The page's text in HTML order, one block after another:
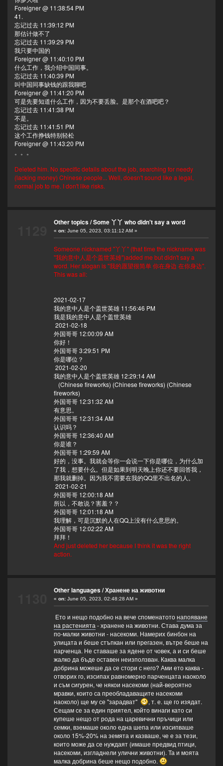
Foreigner @ 11:38:54 PM
41.
忘记过去 11:39:12 PM
那估计做不了
忘记过去 11:39:29 PM
我只要中国的
Foreigner @ 11:40:10 PM
什么工作，我介绍中国同事。
忘记过去 11:40:39 PM
叫中国同事缺钱的跟我聊吧
Foreigner @ 11:41:20 PM
可是先要知道什么工作，因为不要丢脸。是那个在酒吧吧？
忘记过去 11:41:38 PM
不是。
忘记过去 11:41:51 PM
这个工作挣钱特别轻松
Foreigner @ 11:43:20 PM
。。。
Deleted him. No specific details about the job, searching for needy
(lacking money) Chinese people... Well, doesn't sound like a legal,
normal job to me. I don't like risks.
Other topics/Some 丫丫 who didn't say a word
« on:June 05, 2023, 03:11:12 AM »
Someone nicknamed "丫丫" (that time the nickname was
"我的意中人是个盖世英雄")added me but didn't say a
word. Her slogan is "我的愿望很简单 你在身边 在你身边".
This was all:
2021-02-17
我的意中人是个盖世英雄 11:56:46 PM
我是我的意中人是个盖世英雄
2021-02-18
外国哥哥 12:00:09 AM
你好！
外国哥哥 3:29:51 PM
你是哪位？
2021-02-20
我的意中人是个盖世英雄 12:29:14 AM
(Chinese fireworks) (Chinese fireworks) (Chinese
fireworks)
外国哥哥 12:31:32 AM
有意思。
外国哥哥 12:31:34 AM
认识吗？
外国哥哥 12:36:40 AM
你是谁？
外国哥哥 1:29:59 AM
好的，没事。我就会等你一会说一下你是哪位，为什么加
了我，想要什么。但是如果到明天晚上你还不要回答我，
那我就删掉。因为我不需要在我的QQ里不出名的人。
2021-02-21
外国哥哥 12:00:18 AM
所以，不敢说？害羞？？
外国哥哥 12:01:18 AM
我理解，可是沉默的人在QQ上没有什么意思的。
外国哥哥 12:02:22 AM
拜拜！
And just deleted her because I think it was the right
action.
Other languages/Хранене на животни
« on:June 05, 2023, 02:48:28 AM »
Ето и нещо подобно на вече споменатотонапояване
на растенията- хранене на животни. Става дума за
по-малки животни - насекоми. Намерих бинбон на
улицата и беше стъпкан или прегазен, вътре беше на
парченца. Не ставаше за ядене от човек, а и си беше
жалко да бъде оставен неизползван. Каква малка
добрина можеше да се стори с него? Ами ето каква -
отворих го, изсипах равномерно парченцата наоколо
и съм сигурен, че някои насекоми (най-вероятно
мравки, които са преобладаващите насекоми
наоколо) ще му се "зарадват"
, т. е. ще го изядат.
Сещам се за един приятел, който винаги като си
купеше нещо от рода на царевични пръчици или
семки, вземаше около една шепа или изсипваше
около 15%-20% на земята и казваше, че е за тези,
които може да се нуждаят (имаше предвид птици,
насекоми, изгладнели улични животни). Та и моята
малка добрина беше нещо подобно.